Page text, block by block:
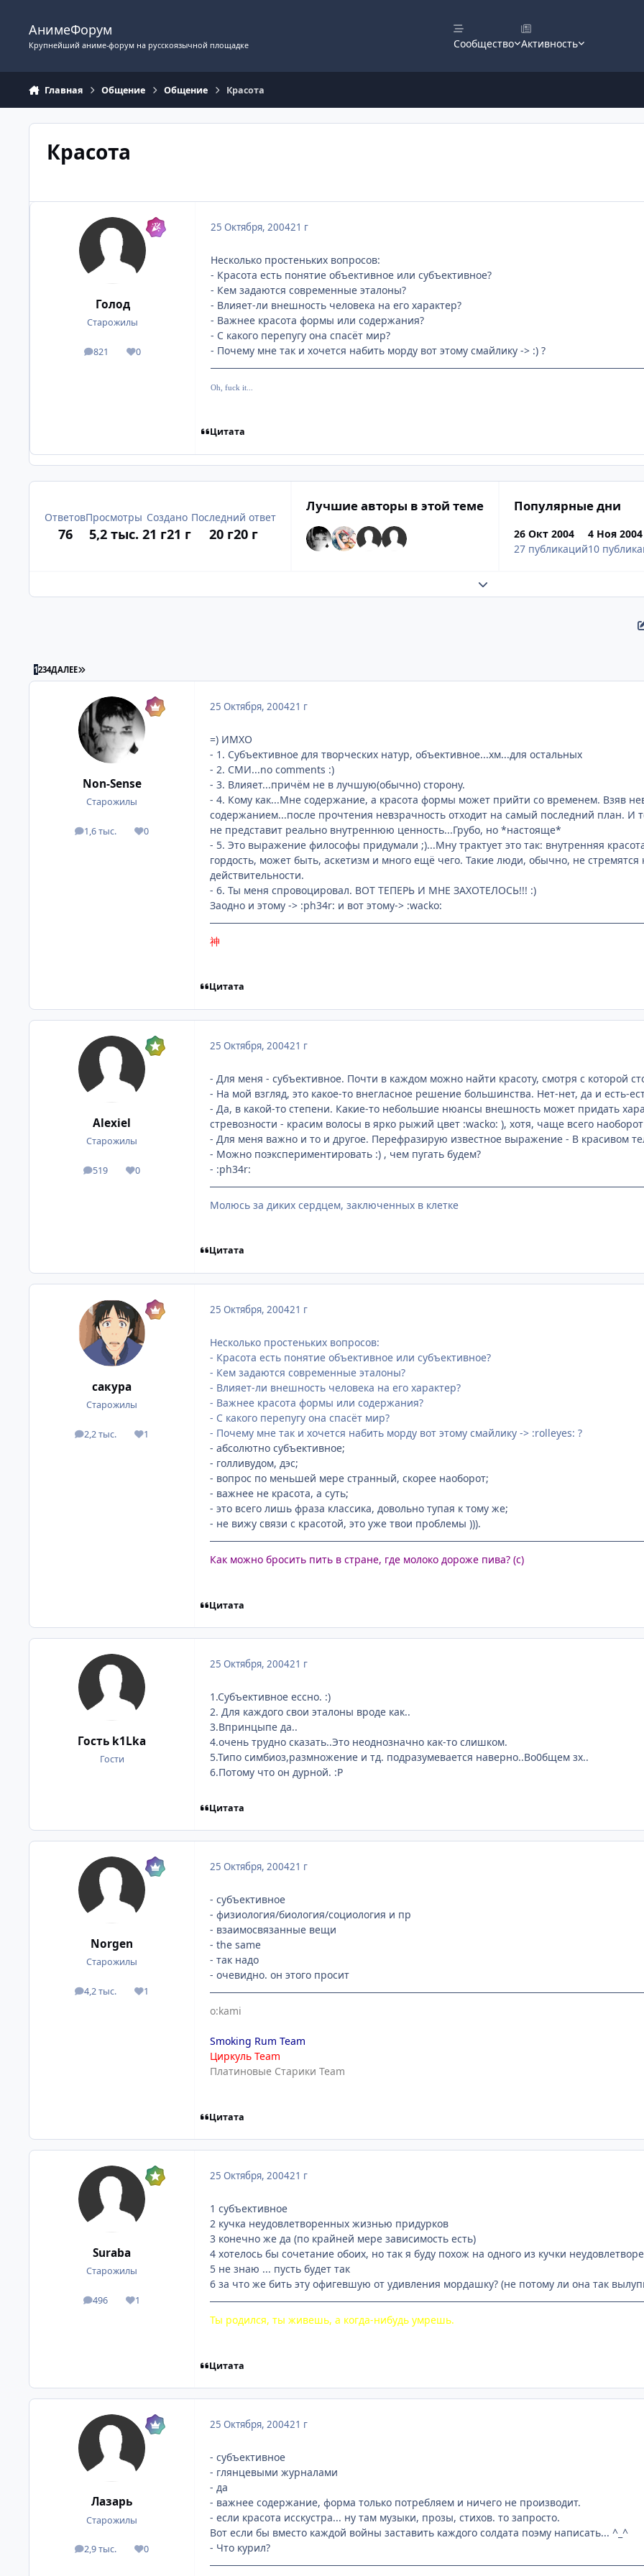
АнимеФорум
Крупнейший аниме-форум на русскоязычной площадке Сообщество Активность
Главная Общение Общение Красота
Красота
Голод
Старожилы
821
посты 0
Репутация
25 Октября, 200421 г
Несколько простеньких вопросов:
- Красота есть понятие объективное или субъективное?
- Кем задаются современные эталоны?
- Влияет-ли внешность человека на его характер?
- Важнее красота формы или содержания?
- С какого перепугу она спасёт мир?
- Почему мне так и хочется набить морду вот этому смайлику -> :) ?
Oh, fuck it...
Цитата
Ответов
76
Просмотры
5,2 тыс.
Создано
21 г21 г
Последний ответ
20 г20 г
Лучшие авторы в этой теме Популярные дни
26 Окт 2004
27 публикаций
4 Ноя 2004
10
Развернуть обзор темы
1234ДАЛЕЕ ПОСЛЕДНЯЯ СТРАНИЦА
Non-Sense
Старожилы
1,6 тыс.
посты 0
Репутация
25 Октября, 200421 г
=) ИМХО
- 1. Субъективное для творческих натур, объективное...хм...для остальных
- 2. СМИ...no comments :)
- 3. Влияет...причём не в лучшую(обычно) сторону.
- 4. Кому как...Мне содержание, а красота формы может прийти со временем. Взяв
содержанием...после прочтения невзрачность отходит на самый последний план. И
не представит реально внутреннюю ценность...Грубо, но *настояще*
- 5. Это выражение философы придумали ;)...Мну трактует это так: внутренняя
гордость, может быть, аскетизм и много ещё чего. Такие люди, обычно, не
действительности.
- 6. Ты меня спровоцировал. ВОТ ТЕПЕРЬ И МНЕ ЗАХОТЕЛОСЬ!!! :)
Заодно и этому -> :ph34r: и вот этому-> :wacko:
神
Цитата
Alexiel
Старожилы
519
посты 0
Репутация
25 Октября, 200421 г
- Для меня - субъективное. Почти в каждом можно найти красоту, смотря с которой
- На мой взгляд, это какое-то внегласное решение большинства. Нет-нет, да и есть-
- Да, в какой-то степени. Какие-то небольшие нюансы внешность может придать
стревозности - красим волосы в ярко рыжий цвет :wacko: ), хотя, чаще всего
- Для меня важно и то и другое. Перефразирую известное выражение - В красивом
- Можно поэкспериментировать :) , чем пугать будем?
- :ph34r:
Молюсь за диких сердцем, заключенных в клетке
Цитата
сакура
Старожилы
2,2 тыс.
посты 1
Репутация
25 Октября, 200421 г
Несколько простеньких вопросов:
- Красота есть понятие объективное или субъективное?
- Кем задаются современные эталоны?
- Влияет-ли внешность человека на его характер?
- Важнее красота формы или содержания?
- С какого перепугу она спасёт мир?
- Почему мне так и хочется набить морду вот этому смайлику -> :rolleyes: ?
- абсолютно субъективное;
- голливудом, дэс;
- вопрос по меньшей мере странный, скорее наоборот;
- важнее не красота, а суть;
- это всего лишь фраза классика, довольно тупая к тому же;
- не вижу связи с красотой, это уже твои проблемы ))).
Как можно бросить пить в стране, где молоко дороже пива? (с)
Цитата
Гость k1Lka
Гости
25 Октября, 200421 г
1.Субъективное ессно. :)
2. Для каждого свои эталоны вроде как..
3.Впринцыпе да..
4.очень трудно сказать..Это неоднозначно как-то слишком.
5.Типо симбиоз,размножение и тд. подразумевается наверно..Во0бщем зх..
6.Потому что он дурной. :P
Цитата
Norgen
Старожилы
4,2 тыс.
посты 1
Репутация
25 Октября, 200421 г
- субъективное
- физиология/биология/социология и пр
- взаимосвязанные вещи
- the same
- так надо
- очевидно. он этого просит
o:kami
Smoking Rum Team
Циркуль Team
Платиновые Старики Team
Цитата
Suraba
Старожилы
496
посты 1
Репутация
25 Октября, 200421 г
1 субъективное
2 кучка неудовлетворенных жизнью придурков
3 конечно же да (по крайней мере зависимость есть)
4 хотелось бы сочетание обоих, но так я буду похож на одного из кучки
5 не знаю ... пусть будет так
6 за что же бить эту офигевшую от удивления мордашку? (не потому ли она так
Ты родился, ты живешь, а когда-нибудь умрешь.
Цитата
Лазарь
Старожилы
2,9 тыс.
посты 0
Репутация
25 Октября, 200421 г
- субъективное
- глянцевыми журналами
- да
- важнее содержание, форма только потребляем и ничего не производит.
- если красота исскустра... ну там музыки, прозы, стихов. то запросто.
Вот если бы вместо каждой войны заставить каждого солдата поэму написать... ^_^
- Что курил?